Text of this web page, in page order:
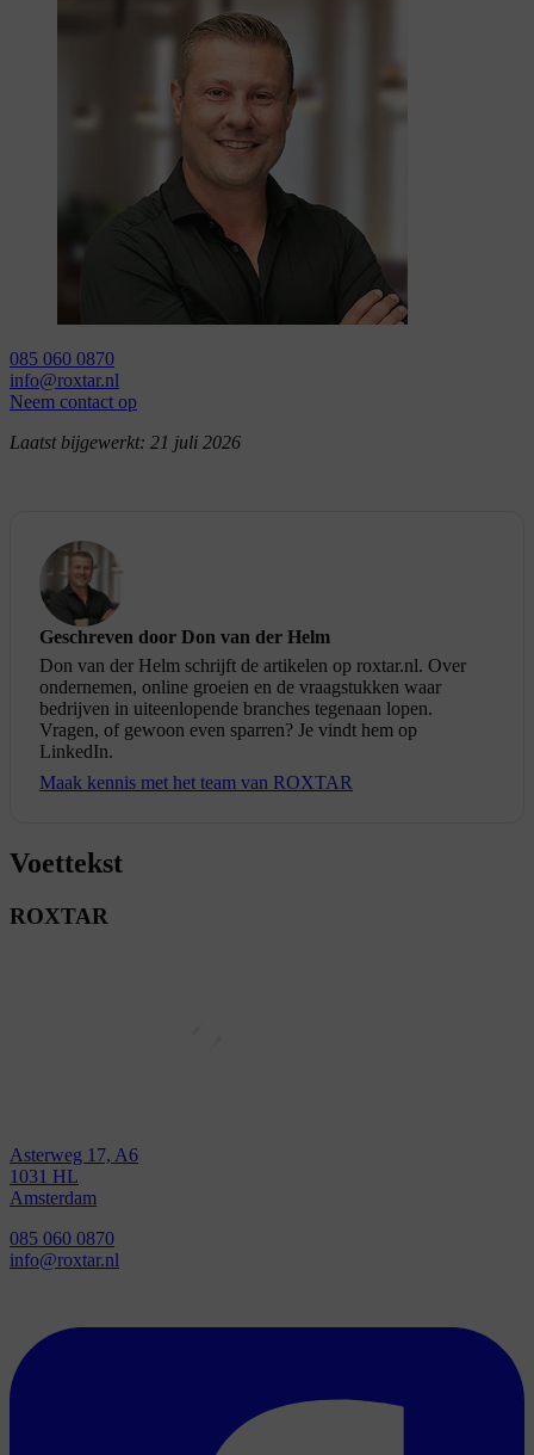
085 060 0870
info@roxtar.nl
Neem contact op
Laatst bijgewerkt: 21 juli 2026
Geschreven door Don van der Helm
Don van der Helm schrijft de artikelen op roxtar.nl. Over
ondernemen, online groeien en de vraagstukken waar
bedrijven in uiteenlopende branches tegenaan lopen.
Vragen, of gewoon even sparren? Je vindt hem op
LinkedIn.
Maak kennis met het team van ROXTAR
Voettekst
ROXTAR
Asterweg 17, A6
1031 HL
Amsterdam
085 060 0870
info@roxtar.nl